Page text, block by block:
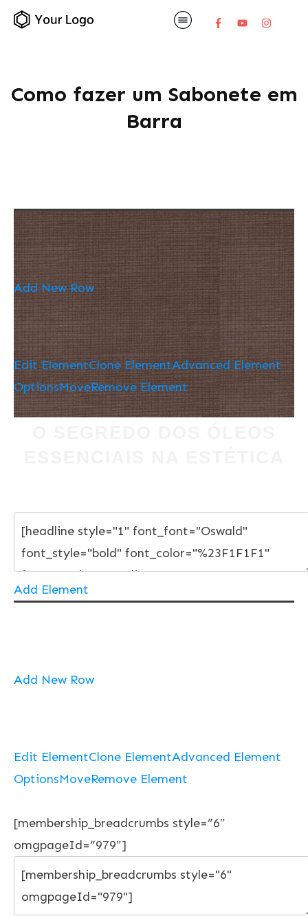
Como fazer um Sabonete em
Barra
Add New Row
Edit ElementClone ElementAdvanced Element
OptionsMoveRemove Element
Add Element
Add New Row
Edit ElementClone ElementAdvanced Element
OptionsMoveRemove Element
[membership_breadcrumbs style=”6″
omgpageId=”979″]